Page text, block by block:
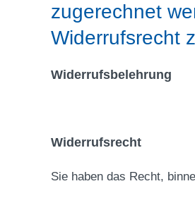
zugerechnet
Widerrufsrecht
Widerrufsbelehrung
Widerrufsrecht
Sie haben das Recht,